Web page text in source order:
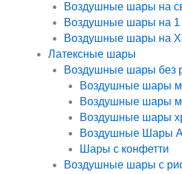
Воздушные шары на
Воздушные шары на 1
Воздушные шары на
Латексные шары
Воздушные шары без
Воздушные шары
Воздушные шары
Воздушные шары
Воздушные Шары
Шары с конфетти
Воздушные шары с